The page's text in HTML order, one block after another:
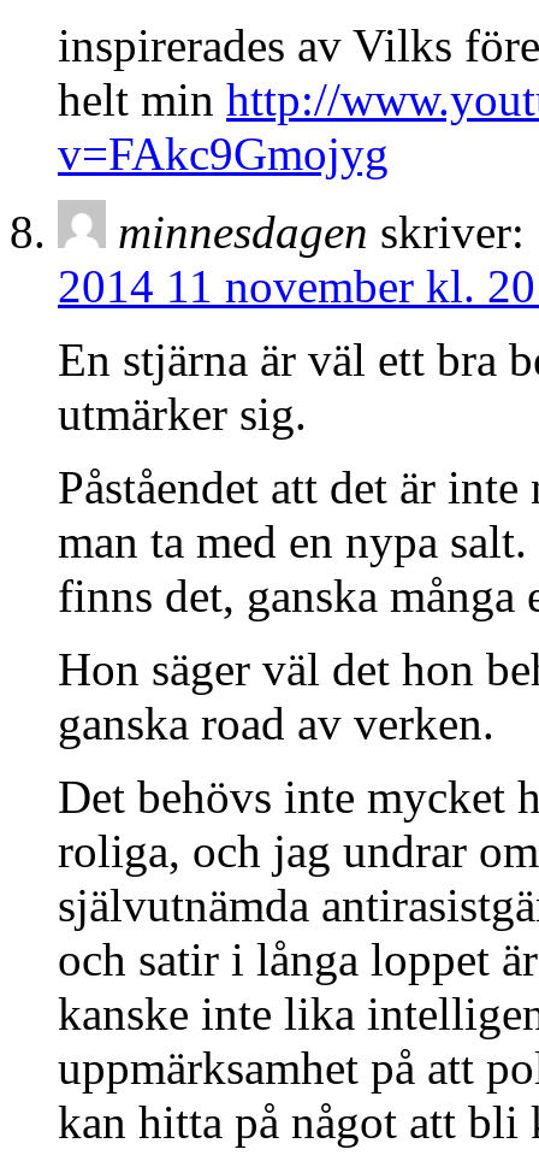
inspirerades av Vilks
helt min http://
v=FAkc9Gmojyg
minnesdagen skriver:
2014 11 november kl.
En stjärna är väl ett bra
utmärker sig.
Påståendet att det är
man ta med en nypa
finns det, ganska många
Hon säger väl det hon
ganska road av verken.
Det behövs inte mycket
roliga, och jag undrar
självutnämda
och satir i långa loppet
kanske inte lika
uppmärksamhet på att
kan hitta på något att bli